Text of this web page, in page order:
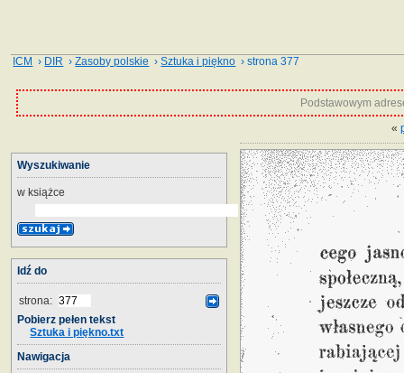
ICM › DIR ›Zasoby polskie ›Sztuka i piękno › strona 377
Podstawowym
«
Wyszukiwanie
w książce
Idź do
strona:
Pobierz pełen tekst
Sztuka i piękno.txt
Nawigacja